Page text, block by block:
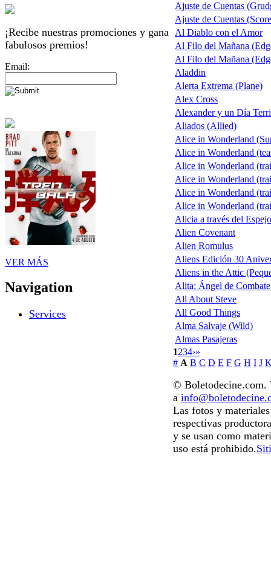
¡Recibe nuestras promociones y gana
fabulosos premios!
Email:
VER MÁS
Navigation
Services
Ajuste de Cuentas
Ajuste de Cuentas
Al Diablo con el Amor
Al Filo del Mañana
Al Filo del Mañana
Aladdin
Alerta Extrema (Plane)
Alex Cross
Alexander y un Día
Aliados (Allied)
Alice in Wonderland
Alice in Wonderland
Alice in Wonderland
Alice in Wonderland
Alice in Wonderland
Alice in Wonderland
Alicia a través del
Alien Covenant
Alien Romulus
Aliens Edición 30
Aliens in the Attic
Alita: Ángel de
All About Steve
All Good Things
Alma Salvaje (Wild)
Almas Pasajeras
1234›»
# A B C D E F G H I J
© Boletodecine.com.
a
Las fotos y
respectivas
y se usan como
uso está prohibido.